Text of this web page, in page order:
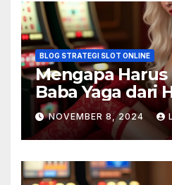
BLOG STRATEGI SLOT ONLINE
Mengapa
Baba Yaga dari
NOVEMBER 8, 2024